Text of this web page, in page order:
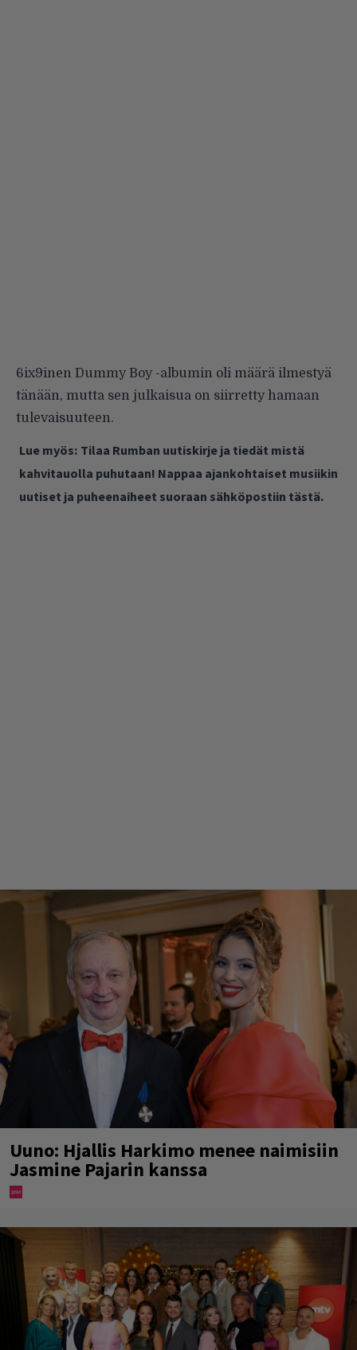
6ix9inen Dummy Boy -albumin oli määrä ilmestyä
tänään, mutta sen julkaisua on siirretty hamaan
tulevaisuuteen.
Lue myös: Tilaa Rumban uutiskirje ja tiedät mistä
kahvitauolla puhutaan! Nappaa ajankohtaiset musiikin
uutiset ja puheenaiheet suoraan sähköpostiin tästä.
Uuno: Hjallis Harkimo menee naimisiin
Jasmine Pajarin kanssa